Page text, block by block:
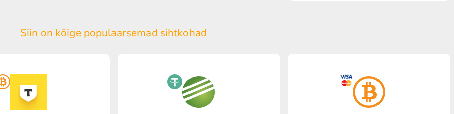
Promsvjazbank
Russkiy standart
Siin on kõige populaarsemad sihtkohad